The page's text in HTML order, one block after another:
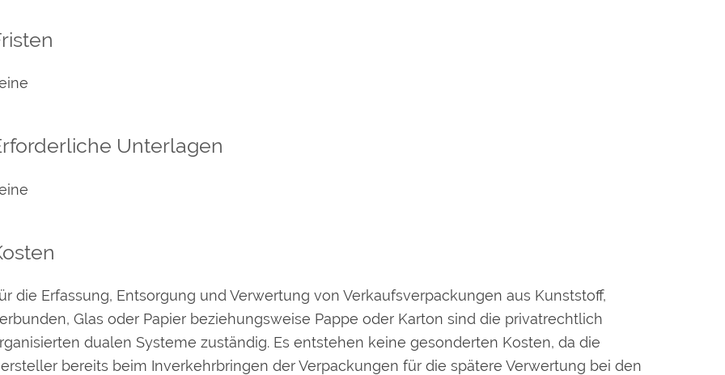
Unterlagen
die Erfassung, Entsorgung und Verwertung von Verkaufsverpackungen aus Kunststoff,
Glas oder Papier beziehungsweise Pappe oder Karton sind die privatrechtlich
dualen Systeme zuständig. Es entstehen keine gesonderten Kosten, da die
bereits beim Inverkehrbringen der Verpackungen für die spätere Verwertung bei den